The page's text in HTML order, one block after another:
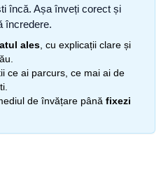
încă. Așa înveți corect și
încredere.
ales , cu explicații clare și
ce ai parcurs, ce mai ai de
de învățare până fixezi